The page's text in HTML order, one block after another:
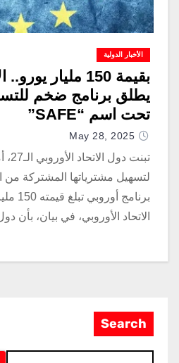
الأخبار الدولية
بقيمة 150 مليار
يطلق برنامج ضخم
تحت اسم “SAFE”
May 28, 2025
تبنت
لتسهيل مشترياتها المشتركة من
الاتحاد الأوروبي، في بيان، بأن
Search